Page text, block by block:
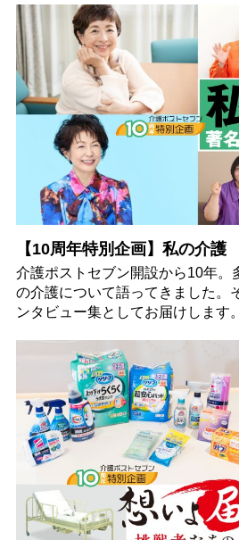
【10周年特別企画】私の介護
介護ポストセブン開設から10年。
の介護について語ってきました。
ンタビュー集としてお届けします。